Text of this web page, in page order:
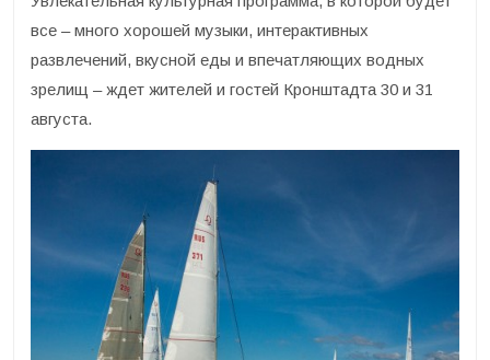
все – много хорошей музыки, интерактивных
развлечений, вкусной еды и впечатляющих водных
зрелищ – ждет жителей и гостей Кронштадта 30 и 31
августа.